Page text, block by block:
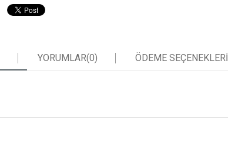
YORUMLAR(0) ÖDEME SEÇENEKLERI